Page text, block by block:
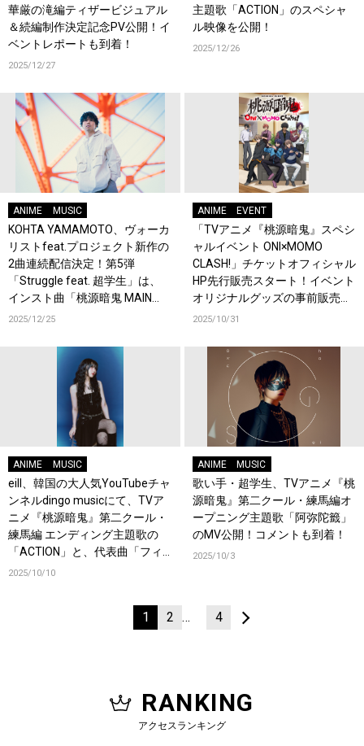
華厳の滝編ティザービジュアル
＆続編制作決定記念PV公開！イ
ベントレポートも到着！
2025/12/27
主題歌「ACTION」のスペシャ
ル映像を公開！
2025/12/26
ANIME MUSIC
KOHTA YAMAMOTO、ヴォーカ
リストfeat.プロジェクト新作の
2曲連続配信決定！第5弾
「Struggle feat. 超学生」は、
インスト曲「桃源暗鬼 MAIN
THEME」にヴォーカルを加えリ
2025/12/25
ANIME EVENT
「TVアニメ『桃源暗鬼』スペシ
ャルイベント ONI×MOMO
CLASH!」チケットオフィシャル
HP先行販売スタート！イベント
オリジナルグッズの事前販売も
決定！
2025/10/31
ANIME MUSIC
eill、韓国の大人気YouTubeチャ
ンネルdingo musicにて、TVア
ニメ『桃源暗鬼』第二クール・
練馬編 エンディング主題歌の
「ACTION」と、代表曲「フィ
ナーレ。」の歌唱映像を公開！
2025/10/10
ANIME MUSIC
歌い手・超学生、TVアニメ『桃
源暗鬼』第二クール・練馬編オ
ープニング主題歌「阿弥陀籤」
のMV公開！コメントも到着！
2025/10/3
1 2 … 4
RANKING
アクセスランキング